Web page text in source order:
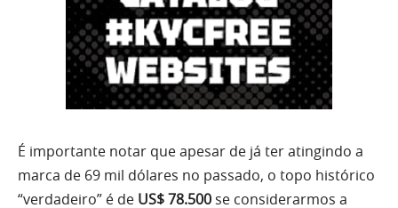
É importante notar que apesar de já ter atingindo a
marca de 69 mil dólares no passado, o topo histórico
“verdadeiro” é de US$ 78.500 se considerarmos a